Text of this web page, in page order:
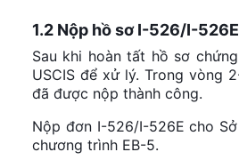
1.2 Nộp hồ sơ I-526/I-
Sau khi hoàn tất hồ sơ
USCIS để xử lý. Trong vòng
đã được nộp thành công.
Nộp đơn I-526/I-526E cho
chương trình EB-5.